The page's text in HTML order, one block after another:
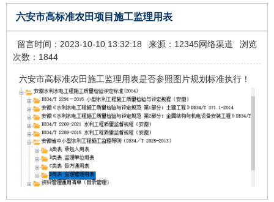
六安市高标准农田项目施工监理用表
留言时间：2023-10-10 13:32:18 来源：12345网络渠道
浏览
次数：1844
六安市高标准农田施工监理用表是否参照图片规划标准执行！